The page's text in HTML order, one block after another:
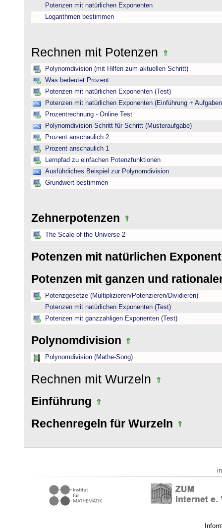
Potenzen mit natürlichen Exponenten
Logarithmen bestimmen
Rechnen mit Potenzen
Polynomdivision (mit Hilfen zum aktuellen Schritt)
Was bedeutet Prozent
Potenzen mit natürlichen Exponenten (Test)
Potenzen mit natürlichen Exponenten (Einführung +
Prozentrechnung - Online Test
Polynomdivision Schritt für Schritt (Musteraufgabe)
Prozent anschaulich 2
Prozent anschaulich 1
Lernpfad zu einfachen Potenzfunktionen
Ausführliches Beispiel zur Polynomdivision
Grundwert bestimmen
Zehnerpotenzen
The Scale of the Universe 2
Potenzen mit natürlichen
Potenzen mit ganzen und
Potenzgesetze (Multiplizieren/Potenzieren/Dividieren)
Potenzen mit natürlichen Exponenten (Test)
Potenzen mit ganzzahligen Exponenten (Test)
Polynomdivision
Polynomdivision (Mathe-Song)
Rechnen mit Wurzeln
Einführung
Rechenregeln für Wurzeln